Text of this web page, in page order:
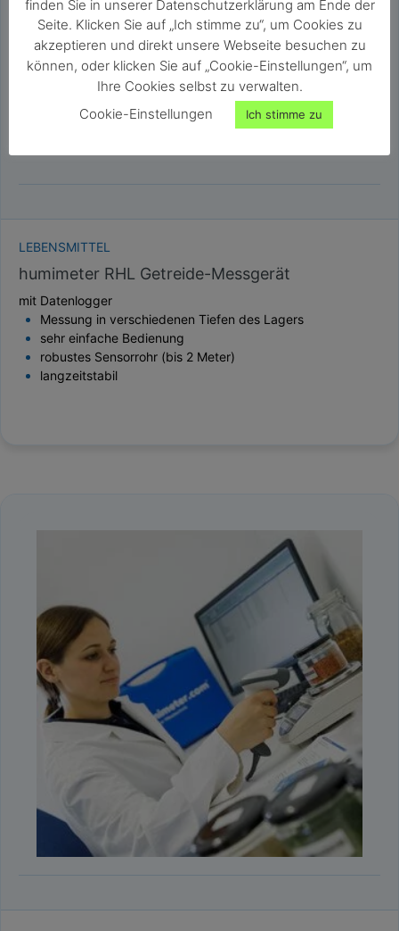
LEBENSMITTEL
humimeter RHL Getreide-Messgerät
mit Datenlogger
Messung in verschiedenen Tiefen des Lagers
sehr einfache Bedienung
robustes Sensorrohr (bis 2 Meter)
langzeitstabil
finden Sie in unserer Datenschutzerklärung am Ende der
Seite. Klicken Sie auf „Ich stimme zu“, um Cookies zu
akzeptieren und direkt unsere Webseite besuchen zu
können, oder klicken Sie auf „Cookie-Einstellungen“, um
Ihre Cookies selbst zu verwalten.
Cookie-Einstellungen
Ich stimme zu